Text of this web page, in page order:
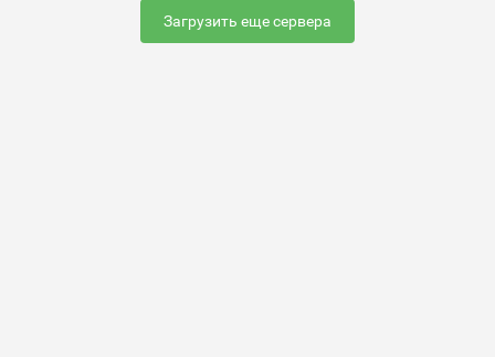
Загрузить еще сервера